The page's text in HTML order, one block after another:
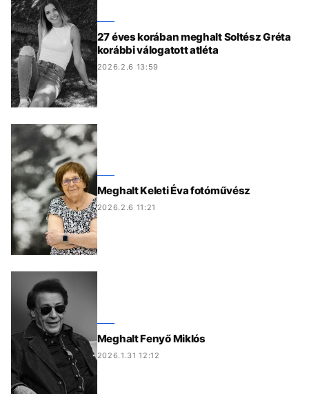
27 éves korában meghalt Soltész Gréta
korábbi válogatott atléta
2026.2.6 13:59
Meghalt Keleti Éva fotóművész
2026.2.6 11:21
Meghalt Fenyő Miklós
2026.1.31 12:12